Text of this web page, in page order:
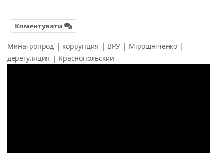
Коментувати
Минагропрод | коррупция | ВРУ | Мірошніченко |
дерегуляция | Краснопольский